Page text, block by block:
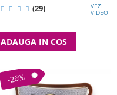
(29) VEZI
VIDEO
ADAUGA IN COS
-26%